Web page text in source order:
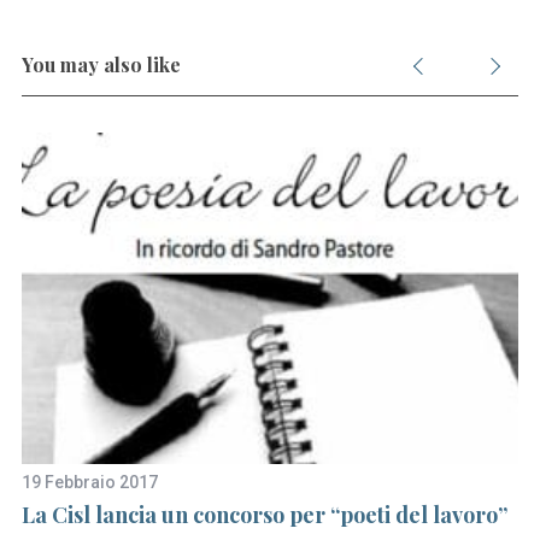
You may also like
19 Febbraio 2017
La Cisl lancia un concorso per “poeti del lavoro”